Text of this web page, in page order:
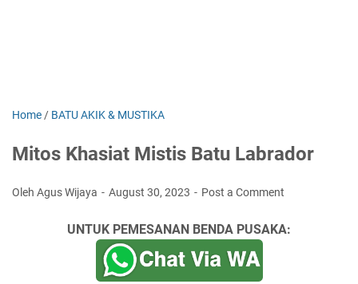
Home / BATU AKIK & MUSTIKA
Mitos Khasiat Mistis Batu Labrador
Oleh Agus Wijaya August 30, 2023 Post a Comment
UNTUK PEMESANAN BENDA PUSAKA: